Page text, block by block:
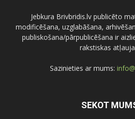
Jebkura Brivbridis.lv publicēto
modificēšana, uzglabāšana,
publiskošana/pārpublicēšana ir
rakstiskas
Sazinieties ar mums:
SEKOT